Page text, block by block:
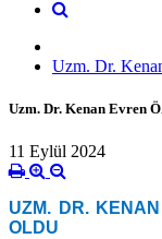
Uzm. Dr.
Uzm. Dr. Kenan Evren
11 Eylül 2024
UZM. DR.
OLDU